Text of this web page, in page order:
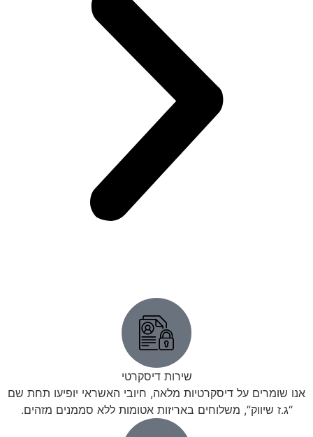
שירות דיסקרטי
אנו שומרים על דיסקרטיות מלאה, חיובי האשראי יופיעו תחת שם
“ג.ז שיווק”, משלוחים באריזות אטומות ללא סממנים מזהים.